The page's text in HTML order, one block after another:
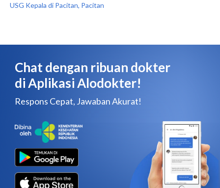
USG Kepala di Pacitan, Pacitan